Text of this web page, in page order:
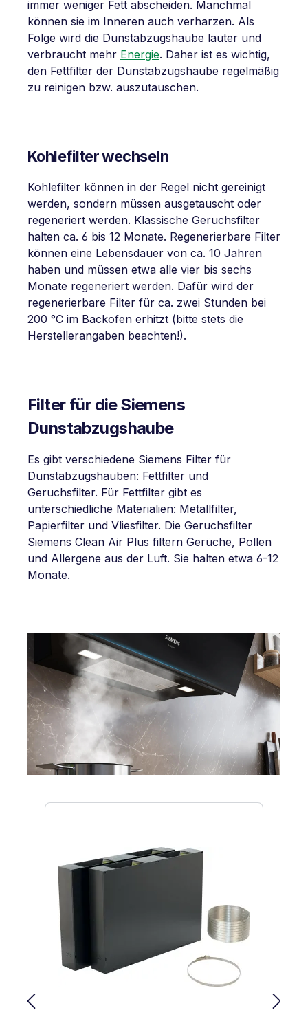
immer weniger Fett abscheiden. Manchmal
können sie im Inneren auch verharzen. Als
Folge wird die Dunstabzugshaube lauter und
verbraucht mehr Energie. Daher ist es wichtig,
den Fettfilter der Dunstabzugshaube regelmäßig
zu reinigen bzw. auszutauschen.
Kohlefilter wechseln
Kohlefilter können in der Regel nicht gereinigt
werden, sondern müssen ausgetauscht oder
regeneriert werden. Klassische Geruchsfilter
halten ca. 6 bis 12 Monate. Regenerierbare Filter
können eine Lebensdauer von ca. 10 Jahren
haben und müssen etwa alle vier bis sechs
Monate regeneriert werden. Dafür wird der
regenerierbare Filter für ca. zwei Stunden bei
200 °C im Backofen erhitzt (bitte stets die
Herstellerangaben beachten!).
Filter für die Siemens
Dunstabzugshaube
Es gibt verschiedene Siemens Filter für
Dunstabzugshauben: Fettfilter und
Geruchsfilter. Für Fettfilter gibt es
unterschiedliche Materialien: Metallfilter,
Papierfilter und Vliesfilter. Die Geruchsfilter
Siemens Clean Air Plus filtern Gerüche, Pollen
und Allergene aus der Luft. Sie halten etwa 6-12
Monate.
Produktgalerie überspringen